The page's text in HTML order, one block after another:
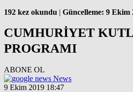
192 kez okundu | Güncelleme: 9 Ekim
CUMHURİYET
PROGRAMI
ABONE OL
News
9 Ekim 2019 18:47